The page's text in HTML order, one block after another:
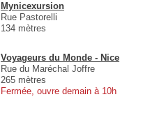
Mynicexursion
Rue Pastorelli
134 mètres
Voyageurs du Monde - Nice
Rue du Maréchal Joffre
265 mètres
Fermée, ouvre demain à 10h